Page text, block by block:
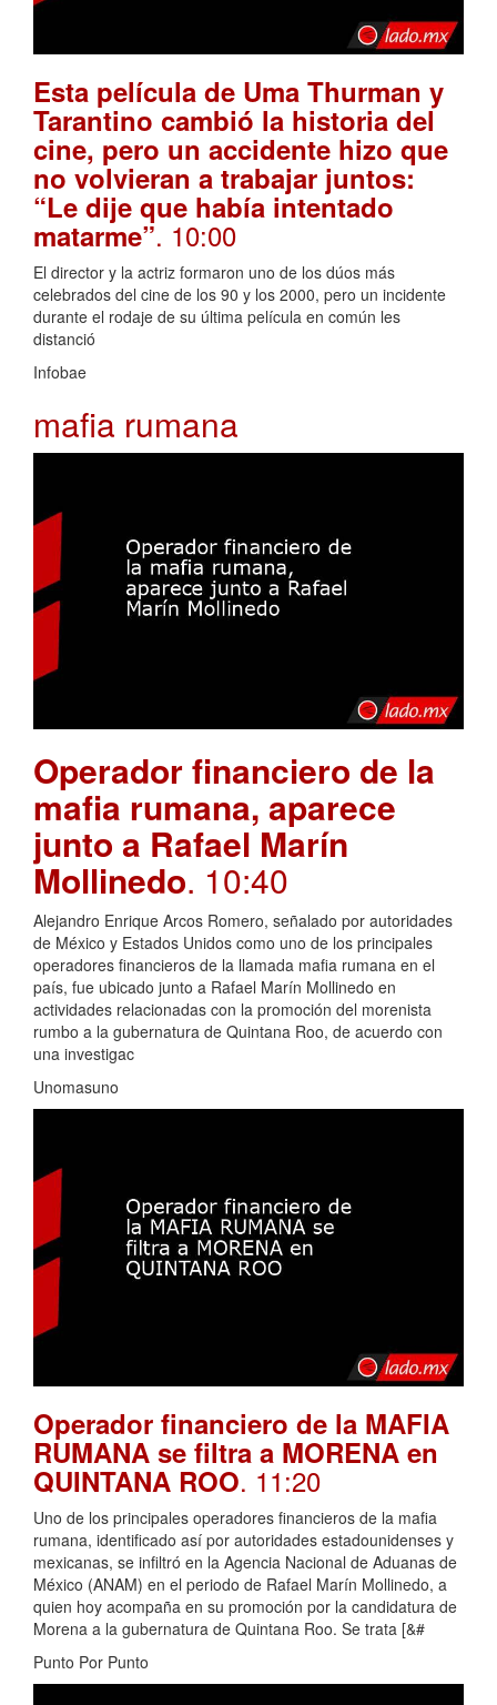
Esta película de Uma Thurman y
Tarantino cambió la historia del
cine, pero un accidente hizo que
no volvieran a trabajar juntos:
“Le dije que había intentado
matarme”. 10:00
El director y la actriz formaron uno de los dúos más
celebrados del cine de los 90 y los 2000, pero un incidente
durante el rodaje de su última película en común les
distanció
Infobae
mafia rumana
Operador financiero de la
mafia rumana, aparece
junto a Rafael Marín
Mollinedo. 10:40
Alejandro Enrique Arcos Romero, señalado por autoridades
de México y Estados Unidos como uno de los principales
operadores financieros de la llamada mafia rumana en el
país, fue ubicado junto a Rafael Marín Mollinedo en
actividades relacionadas con la promoción del morenista
rumbo a la gubernatura de Quintana Roo, de acuerdo con
una investigac
Unomasuno
Operador financiero de la MAFIA
RUMANA se filtra a MORENA en
QUINTANA ROO. 11:20
Uno de los principales operadores financieros de la mafia
rumana, identificado así por autoridades estadounidenses y
mexicanas, se infiltró en la Agencia Nacional de Aduanas de
México (ANAM) en el periodo de Rafael Marín Mollinedo, a
quien hoy acompaña en su promoción por la candidatura de
Morena a la gubernatura de Quintana Roo. Se trata [&#
Punto Por Punto